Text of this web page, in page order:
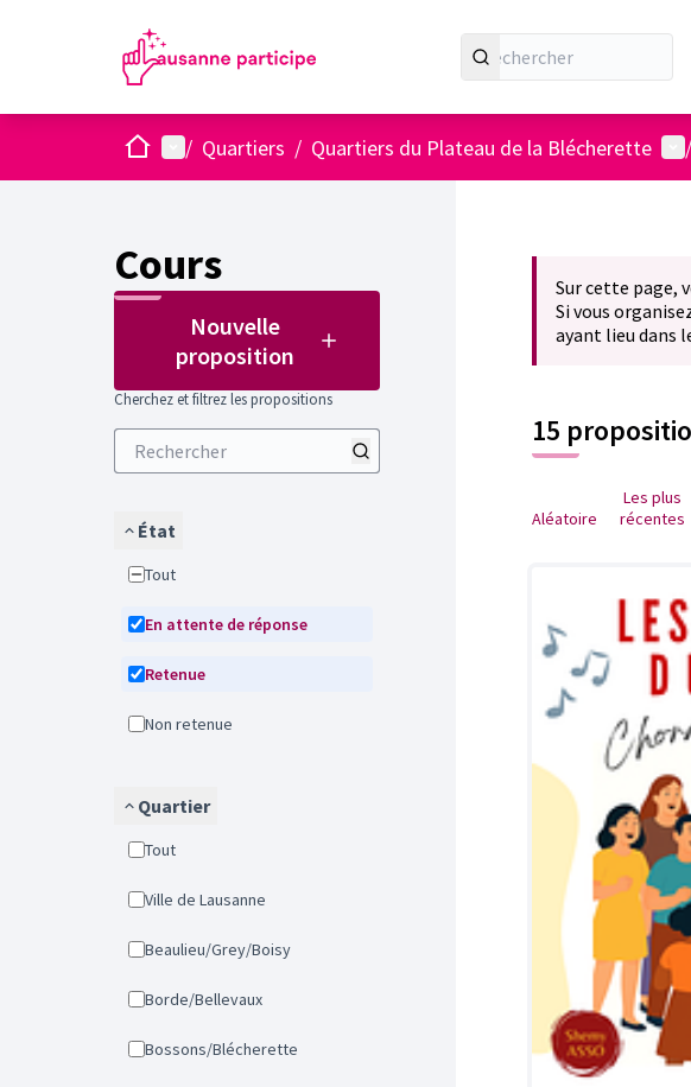
AccueilMenu principal
/ Quartiers / Quartiers du Plateau de la Blécherette /
Cours
Nouvelle
proposition
Cherchez et filtrez les propositions
État
Tout
En attente de réponse
Retenue
Non retenue
Quartier
Tout
Ville de Lausanne
Beaulieu/Grey/Boisy
Borde/Bellevaux
Bossons/Blécherette
Sur cette page,
Si vous
ayant lieu dans
15
Aléatoire
Les plus
récentes